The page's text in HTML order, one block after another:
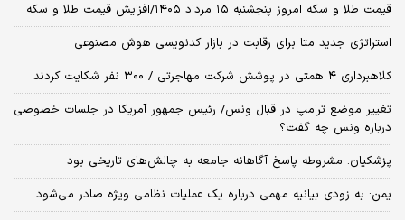
قیمت طلا و سکه امروز پنجشنبه ۱۵ مرداد ۱۴۰۵/افزایش قیمت طلا و سکه
استراتژی جدید متا برای رقابت در بازار کدنویسی هوش مصنوعی
کلاهبرداری ۴ همتی در پوشش شرکت مهاجرتی / ۳۰۰ نفر شکایت کردند
تغییر موضع ترامپ در قبال ونس/ رئیس جمهور آمریکا در جلسات خصوصی
درباره ونس چه گفت؟
پزشکیان: مشروطه پاسخ آگاهانه جامعه به چالش‌های تاریخی بود
یمن: به زودی بیانیه مهمی درباره یک عملیات نظامی ویژه صادر می‌شود